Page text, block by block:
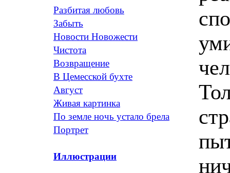
Разбитая любовь
Забыть
Новости Новожести
Чистота
Возвращение
В Цемесской бухте
Август
Живая картинка
По земле ночь устало брела
Портрет
Иллюстрации